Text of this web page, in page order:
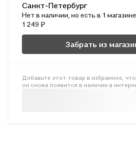
youve stolen her apples. Rosie is about
adventure . .
Санкт-Петербург
Нет в наличии, но есть в 1
1 249 ₽
Забрать из
Добавьте этот товар в избранное,
он снова появится в наличии в